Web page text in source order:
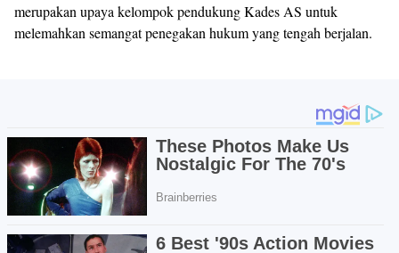
merupakan upaya kelompok pendukung Kades AS untuk
melemahkan semangat penegakan hukum yang tengah berjalan.